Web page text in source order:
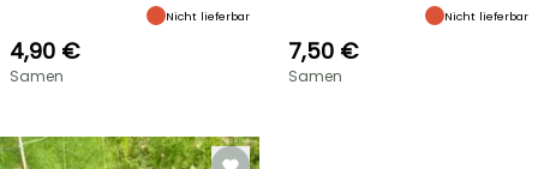
Nicht lieferbar
4,90 €
Samen
Nicht lieferbar
7,50 €
Samen